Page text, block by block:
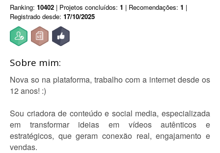
Ranking: 10402 | Projetos concluídos: 1 | Recomendações: 1 |
Registrado desde: 17/10/2025
Sobre mim:
Nova so na plataforma, trabalho com a internet desde os
12 anos! :)
Sou criadora de conteúdo e social media, especializada
em transformar ideias em vídeos autênticos e
estratégicos, que geram conexão real, engajamento e
vendas.